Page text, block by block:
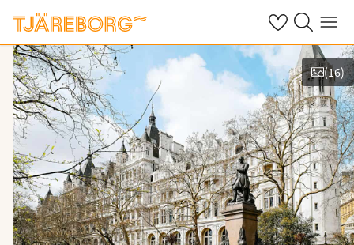
OmatHaku Valikko
Näytä kuvia
(16)